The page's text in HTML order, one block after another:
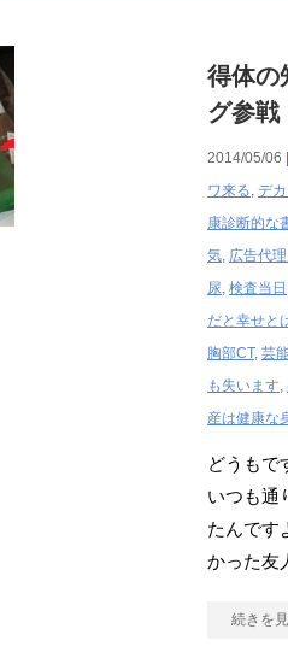
得体の
グ参戦
2014/05/06 |
ワ来る, デ
康診断的な
気, 広告代
尿, 検査当日
だと幸せと
胸部CT, 芸
も失います,
産は健康な
どうもで
いつも通
たんです
かった友
続きを